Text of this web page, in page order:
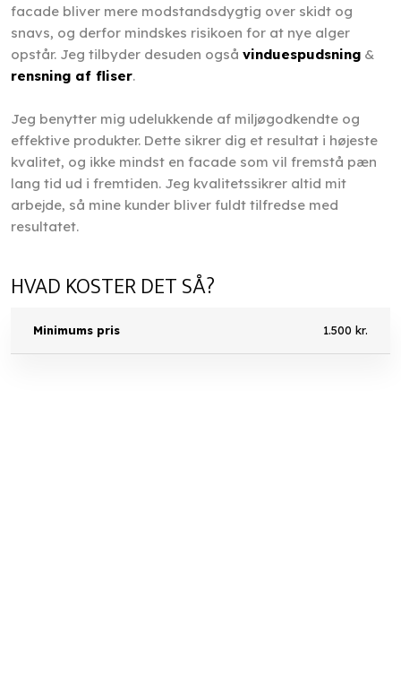
facade bliver mere modstandsdygtig over skidt og
snavs, og derfor mindskes risikoen for at nye alger
opstår. Jeg tilbyder desuden også vinduespudsning&
rensning af fliser.
Jeg benytter mig udelukkende af miljøgodkendte og
effektive produkter. Dette sikrer dig et resultat i højeste
kvalitet, og ikke mindst en facade som vil fremstå pæn
lang tid ud i fremtiden. Jeg kvalitetssikrer altid mit
arbejde, så mine kunder bliver fuldt tilfredse med
resultatet.
HVAD KOSTER DET SÅ?
Minimums pris 1.500 kr.